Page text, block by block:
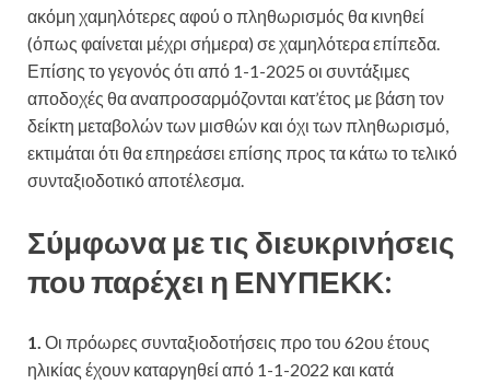
ακόμη χαμηλότερες αφού ο πληθωρισμός θα κινηθεί
(όπως φαίνεται μέχρι σήμερα) σε χαμηλότερα επίπεδα.
Επίσης το γεγονός ότι από 1-1-2025 οι συντάξιμες
αποδοχές θα αναπροσαρμόζονται κατ’έτος με βάση τον
δείκτη μεταβολών των μισθών και όχι των πληθωρισμό,
εκτιμάται ότι θα επηρεάσει επίσης προς τα κάτω το τελικό
συνταξιοδοτικό αποτέλεσμα.
Σύμφωνα με τις διευκρινήσεις
που παρέχει η ΕΝΥΠΕΚΚ:
1. Οι πρόωρες συνταξιοδοτήσεις προ του 62ου έτους
ηλικίας έχουν καταργηθεί από 1-1-2022 και κατά